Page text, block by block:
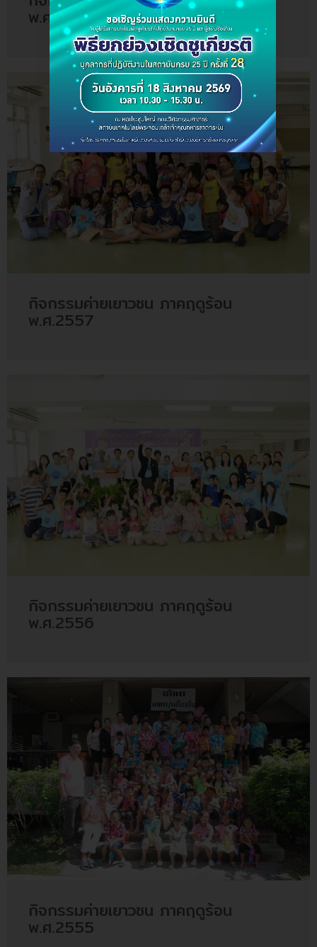
พ.ศ.2558
กิจกรรมค่ายเยาวชน ภาคฤดูร้อน
พ.ศ.2557
กิจกรรมค่ายเยาวชน ภาคฤดูร้อน
พ.ศ.2556
กิจกรรมค่ายเยาวชน ภาคฤดูร้อน
พ.ศ.2555